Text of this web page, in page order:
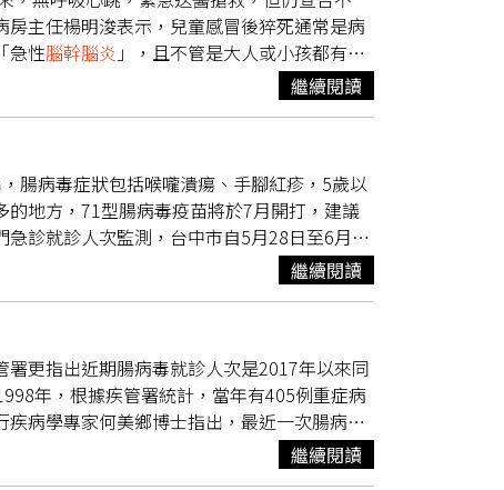
及奶瓶等物品此外，成人感染腸病毒時症狀
觸孩子。疫情將進入高峰 家長須持續警覺腸
若幼童出現疑似腸病毒症狀，應儘早就醫並
以降低重症發生風險。陳品君醫師強調，疫
】腸病毒重症添2例！國中生手腳無力住ICU
族群慎防重症
毒重症高危險群，且重症病程發展快速，家
發現有嗜睡、意識不清、活力不佳、手腳無
促或心跳加快等腸病毒重症前兆病徵，請儘
處腸病毒流行期，腸病毒傳染力強，易於家庭
正確勤洗手的習慣，並時常消毒、清洗兒童
隔，避免至公共場所，以降低病毒傳播機
眾至疾管署全球資訊網
專線1922（或0800-001922）洽詢。
主任楊明浚表示，兒童感冒後猝死通常是病
急性腦幹腦炎 」，且不管是大人或小孩都有可
是病毒所致，像是流感、腺病毒，直攻心臟
像一般感冒，一旦併發心肌炎，孩子可能短短
不能拖延。另一情況是，因病毒侵犯腦部所
作，直接陷入昏迷，則有可能再也醒不來。
家人感冒後，突然有持續性嘔吐或突然眼神
都要盡快送醫，把握黃金救援時間。
繼續閱讀
腸病毒症狀包括喉嚨潰瘍、手腳紅疹，5歲以
地方，71型腸病毒疫苗將於7月開打，建議
診就診人次監測，台中市自5月28日至6月24
但每周仍有破千案例，加上9月開學可能帶
較常見如克沙奇、伊科病毒、A71型和D68型、
會引起全身系統性感染，像是心肌炎、
於5歲以下孩童免疫系統較單純，尚未對腸
毒好發族群，也是重症高危險群；腸病毒主
家疫苗製造廠腸病毒71型疫苗藥品許可證，
發症，導致不可逆的病情。7月將上市的疫
長可以帶著小孩接種。
繼續閱讀
更指出近期腸病毒就診人次是2017年以來同
年，根據疾管署統計，當年有405例重症病
病學專家何美鄉博士指出，最近一次腸病毒
今年恐怕是腸病毒重新流行的一年，因此提
可供自費接種，預防最易引起重症和死亡的腸
繼續閱讀